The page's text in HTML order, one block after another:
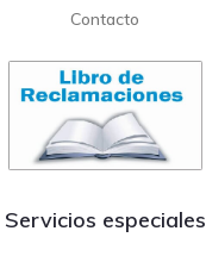
Contacto
Servicios especiales